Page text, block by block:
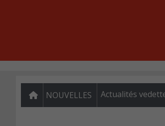
NOUVELLES Actualités